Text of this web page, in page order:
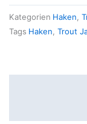
Menge
Kategorien Haken
Tags Haken Trout